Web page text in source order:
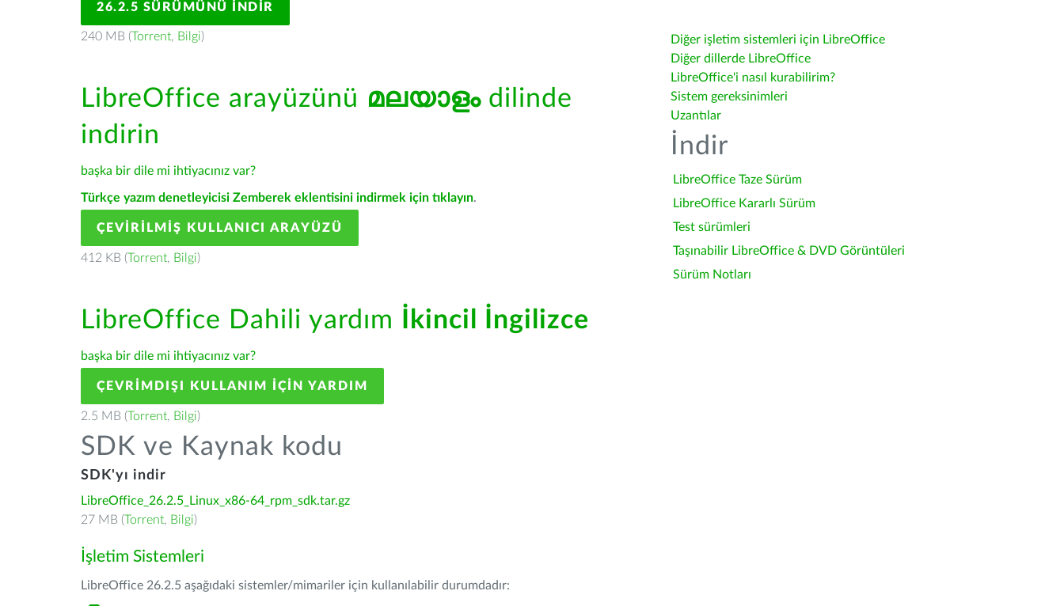
26.2.5 SÜRÜMÜNÜ İNDIR
240 MB (Torrent, Bilgi)
LibreOffice arayüzünü മലയാളംdilinde
indirin
başka bir dile mi ihtiyacınız var?
Türkçe yazım denetleyicisi Zemberek eklentisini indirmek için tıklayın.
ÇEVIRILMIŞ KULLANICI ARAYÜZÜ
412 KB (Torrent, Bilgi)
LibreOffice Dahili yardım İkincil İngilizce
başka bir dile mi ihtiyacınız var?
ÇEVRIMDIŞI KULLANIM IÇIN YARDIM
2.5 MB (Torrent, Bilgi)
SDK ve Kaynak kodu
SDK'yı indir
LibreOffice_26.2.5_Linux_x86-64_rpm_sdk.tar.gz
27 MB (Torrent, Bilgi)
İşletim Sistemleri
LibreOffice 26.2.5 aşağıdaki sistemler/mimariler için kullanılabilir durumdadır:
Diğer işletim sistemleri için LibreOffice
Diğer dillerde LibreOffice
LibreOffice'i nasıl kurabilirim?
Sistem gereksinimleri
Uzantılar
İndir
LibreOffice Taze Sürüm
LibreOffice Kararlı Sürüm
Test sürümleri
Taşınabilir LibreOffice & DVD Görüntüleri
Sürüm Notları